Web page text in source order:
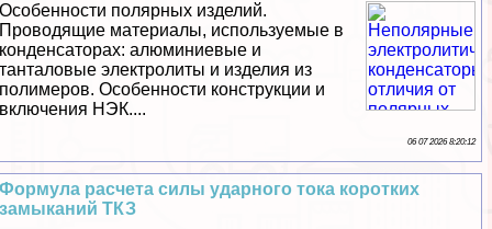
Особенности полярных изделий.
Проводящие материалы, используемые в
конденсаторах: алюминиевые и
танталовые электролиты и изделия из
полимеров. Особенности конструкции и
включения НЭК....
06 07 2026 8:20:12
Формула расчета силы ударного тока коротких
замыканий ТКЗ